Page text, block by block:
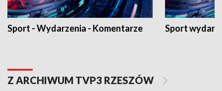
Sport - Wydarzenia - Komentarze Sport
Z ARCHIWUM TVP3 RZESZÓW